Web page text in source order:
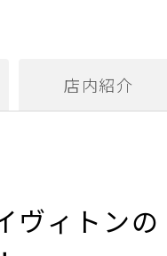
店内紹介
ヴィトン